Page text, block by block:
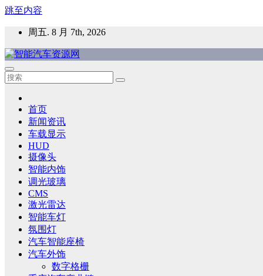
跳至内容
周五. 8 月 7th, 2026
智能汽车资源网
智能表面，智能内饰，新能源汽车，HMI，人车交互，智能车
首页
新闻资讯
车载显示
HUD
摄像头
智能内饰
调光玻璃
CMS
激光雷达
智能车灯
氛围灯
汽车智能座椅
汽车外饰
数字格栅